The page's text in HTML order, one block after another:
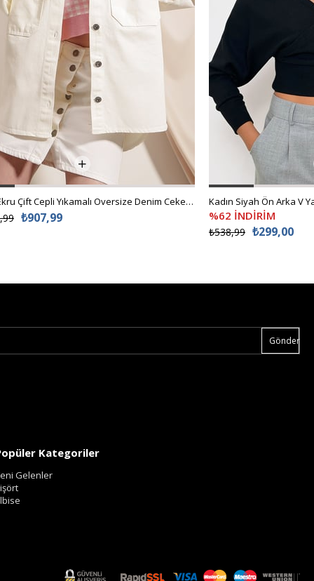
Kadın Ekru Çift Cepli Yıkamalı Oversize Denim Ceket ALC-X8152
₺907,99 %62 İNDİRİM
₺299,00
₺538,99
Gönder
Kategoriler
Gelenler